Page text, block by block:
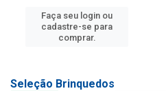
Faça seu login ou
cadastre-se para
comprar.
Seleção Brinquedos